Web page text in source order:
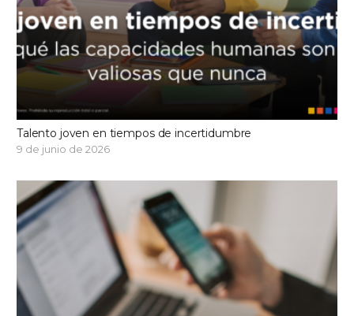
Talento joven en tiempos de incertidumbre
9 de junio de 2026